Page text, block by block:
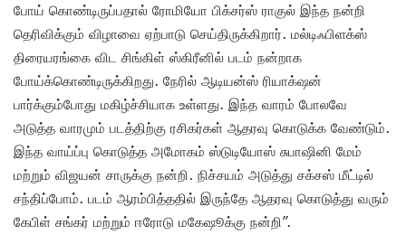
போய் கொண்டிருப்பதால் ரோமியோ பிக்சர்ஸ் ராகுல் இந்த நன்றி
தெரிவிக்கும் விழாவை ஏற்பாடு செய்திருக்கிறார். மல்டிஃபிளக்ஸ்
திரையரங்கை விட சிங்கிள் ஸ்கிரீனில் படம் நன்றாக
போய்க்கொண்டிருக்கிறது. நேரில் ஆடியன்ஸ் ரியாக்‌ஷன்
பார்க்கும்போது மகிழ்ச்சியாக உள்ளது. இந்த வாரம் போலவே
அடுத்த வாரமும் படத்திற்கு ரசிகர்கள் ஆதரவு கொடுக்க வேண்டும்.
இந்த வாய்ப்பு கொடுத்த அமோகம் ஸ்டுடியோஸ் சுபாஷினி மேம்
மற்றும் விஜயன் சாருக்கு நன்றி. நிச்சயம் அடுத்து சக்சஸ் மீட்டில்
சந்திப்போம். படம் ஆரம்பித்ததில் இருந்தே ஆதரவு கொடுத்து வரும்
கேபிள் சங்கர் மற்றும் ஈரோடு மகேஷூக்கு நன்றி”.